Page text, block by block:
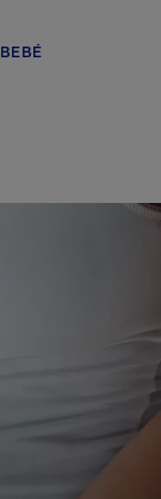
BEBÉ